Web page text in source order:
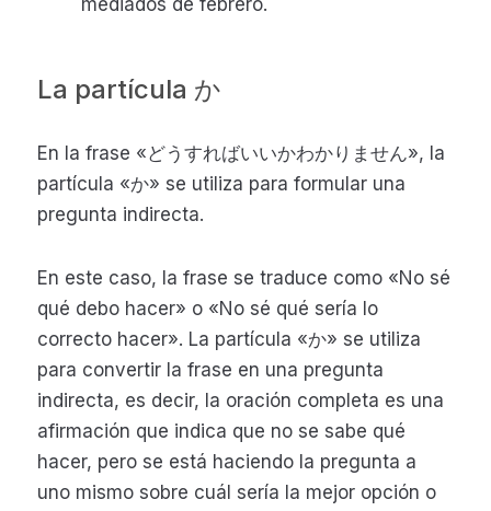
mediados de febrero.
La partícula か
En la frase «どうすればいいかわかりません», la
partícula «か» se utiliza para formular una
pregunta indirecta.
En este caso, la frase se traduce como «No sé
qué debo hacer» o «No sé qué sería lo
correcto hacer». La partícula «か» se utiliza
para convertir la frase en una pregunta
indirecta, es decir, la oración completa es una
afirmación que indica que no se sabe qué
hacer, pero se está haciendo la pregunta a
uno mismo sobre cuál sería la mejor opción o